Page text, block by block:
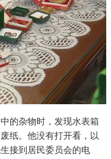
的杂物时，发现水表箱
纸。他没有打开看，以
接到居民委员会的电